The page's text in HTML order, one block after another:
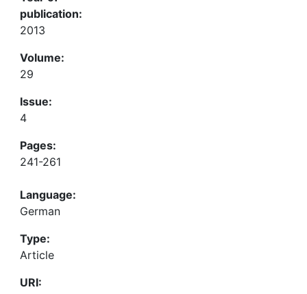
publication:
2013
Volume:
29
Issue:
4
Pages:
241-261
Language:
German
Type:
Article
URI: